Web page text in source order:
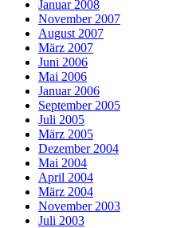
Januar 2008
November 2007
August 2007
März 2007
Juni 2006
Mai 2006
Januar 2006
September 2005
Juli 2005
März 2005
Dezember 2004
Mai 2004
April 2004
März 2004
November 2003
Juli 2003